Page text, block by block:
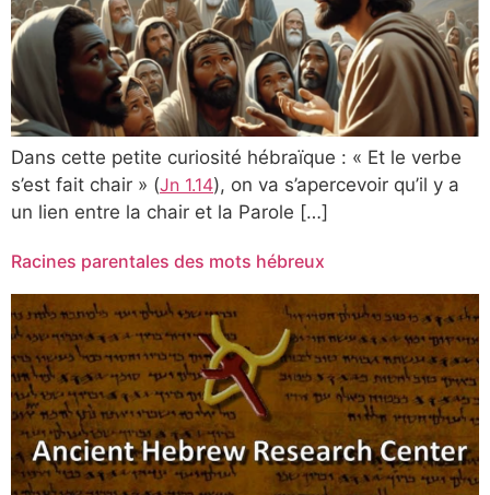
Dans cette petite curiosité hébraïque : « Et le verbe
s’est fait chair » (Jn 1.14), on va s’apercevoir qu’il y a
un lien entre la chair et la Parole […]
Racines parentales des mots hébreux